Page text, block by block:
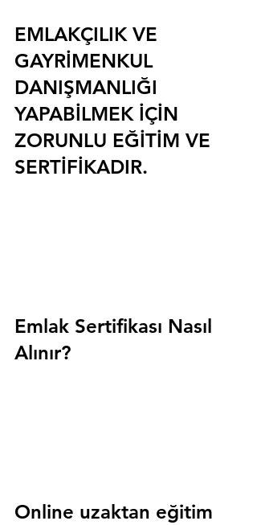
EMLAKÇILIK VE
GAYRİMENKUL
DANIŞMANLIĞI
YAPABİLMEK İÇİN
ZORUNLU EĞİTİM VE
SERTİFİKADIR.
Emlak Sertifikası Nasıl
Alınır?
Online uzaktan eğitim